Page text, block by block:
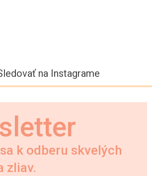
na Instagrame
k odberu skvelých
zliav.